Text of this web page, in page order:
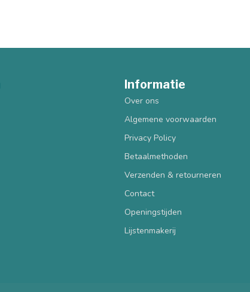
Informatie
Over ons
Algemene voorwaarden
Privacy Policy
Betaalmethoden
Verzenden & retourneren
Contact
Openingstijden
Lijstenmakerij